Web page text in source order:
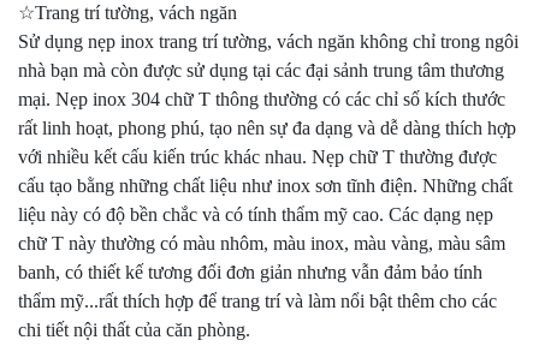
☆Trang trí tường, vách ngăn
Sử dụng nẹp inox trang trí tường, vách ngăn không chỉ trong ngôi
nhà bạn mà còn được sử dụng tại các đại sảnh trung tâm thương
mại. Nẹp inox 304 chữ T thông thường có các chỉ số kích thước
rất linh hoạt, phong phú, tạo nên sự đa dạng và dễ dàng thích hợp
với nhiều kết cấu kiến trúc khác nhau. Nẹp chữ T thường được
cấu tạo bằng những chất liệu như inox sơn tĩnh điện. Những chất
liệu này có độ bền chắc và có tính thẩm mỹ cao. Các dạng nẹp
chữ T này thường có màu nhôm, màu inox, màu vàng, màu sâm
banh, có thiết kế tương đối đơn giản nhưng vẫn đảm bảo tính
thẩm mỹ...rất thích hợp để trang trí và làm nổi bật thêm cho các
chi tiết nội thất của căn phòng.